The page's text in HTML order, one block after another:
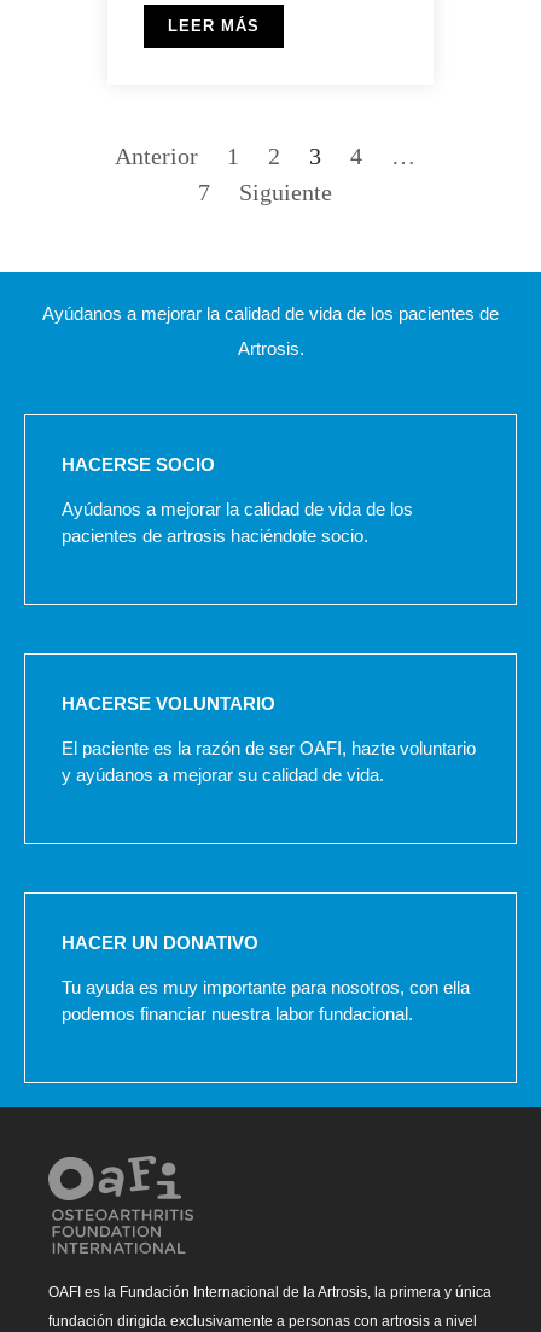
LEER MÁS
Anterior 1 2 3 4
…
7
Siguiente
Ayúdanos a mejorar la calidad de vida de los pacientes de
Artrosis.
HACERSE SOCIO
Ayúdanos a mejorar la calidad de vida de los
pacientes de artrosis haciéndote socio.
HACERSE VOLUNTARIO
El paciente es la razón de ser OAFI, hazte voluntario
y ayúdanos a mejorar su calidad de vida.
HACER UN DONATIVO
Tu ayuda es muy importante para nosotros, con ella
podemos financiar nuestra labor fundacional.
OAFI es la Fundación Internacional de la Artrosis, la primera y única
fundación dirigida exclusivamente a personas con artrosis a nivel